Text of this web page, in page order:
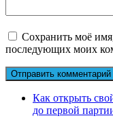
Сохранить моё
последующих моих
Как открыть
до первой